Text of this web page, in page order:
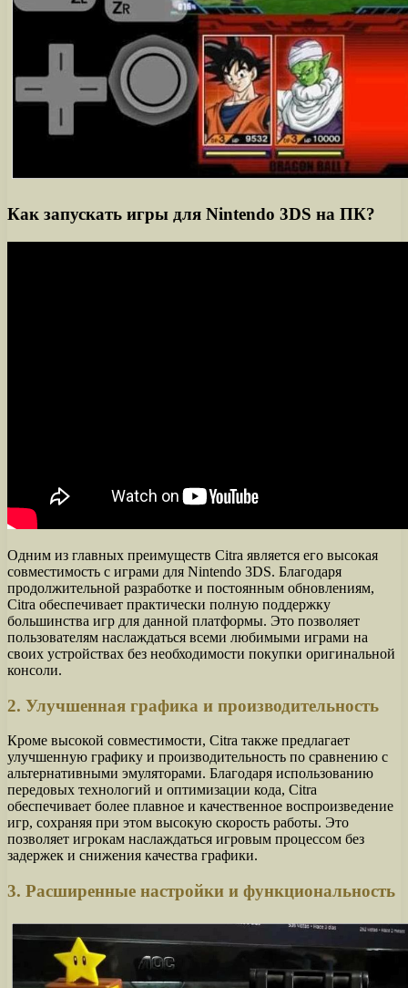
Как запускать игры для Nintendo 3DS на ПК?
Одним из главных преимуществ Citra является его высокая
совместимость с играми для Nintendo 3DS. Благодаря
продолжительной разработке и постоянным обновлениям,
Citra обеспечивает практически полную поддержку
большинства игр для данной платформы. Это позволяет
пользователям наслаждаться всеми любимыми играми на
своих устройствах без необходимости покупки оригинальной
консоли.
2. Улучшенная графика и производительность
Кроме высокой совместимости, Citra также предлагает
улучшенную графику и производительность по сравнению с
альтернативными эмуляторами. Благодаря использованию
передовых технологий и оптимизации кода, Citra
обеспечивает более плавное и качественное воспроизведение
игр, сохраняя при этом высокую скорость работы. Это
позволяет игрокам наслаждаться игровым процессом без
задержек и снижения качества графики.
3. Расширенные настройки и функциональность